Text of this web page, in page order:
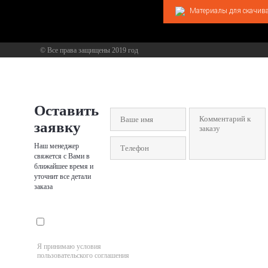
Материалы для
© Все права защищены 2019 год
Оставить
заявку
Наш менеджер
свяжется с Вами в
ближайшее время и
уточнит все детали
заказа
Я принимаю условия
пользовательского соглашения